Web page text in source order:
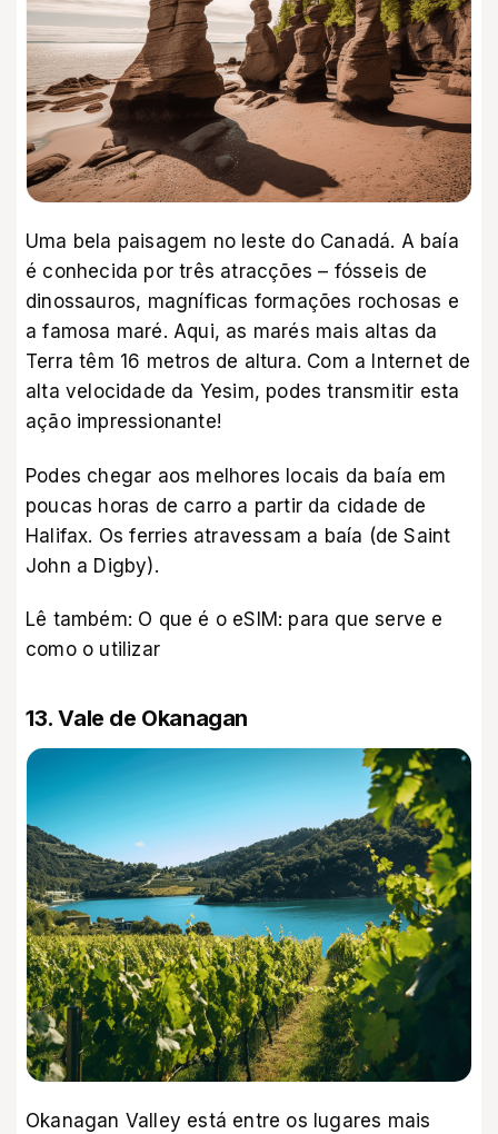
Uma bela paisagem no leste do Canadá. A baía
é conhecida por três atracções – fósseis de
dinossauros, magníficas formações rochosas e
a famosa maré. Aqui, as marés mais altas da
Terra têm 16 metros de altura. Com a Internet de
alta velocidade da Yesim, podes transmitir esta
ação impressionante!
Podes chegar aos melhores locais da baía em
poucas horas de carro a partir da cidade de
Halifax. Os ferries atravessam a baía (de Saint
John a Digby).
Lê também: O que é o eSIM: para que serve e
como o utilizar
13. Vale de Okanagan
Okanagan Valley está entre os lugares mais